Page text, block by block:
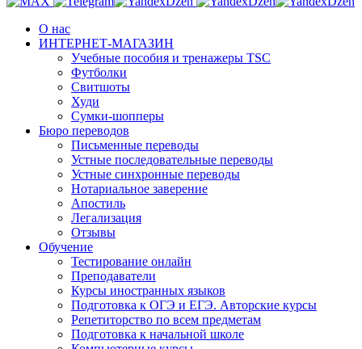
О нас
ИНТЕРНЕТ-МАГАЗИН
Учебные пособия и тренажеры TSC
Футболки
Свитшоты
Худи
Сумки-шопперы
Бюро переводов
Письменные переводы
Устные последовательные переводы
Устные синхронные переводы
Нотариальное заверение
Апостиль
Легализация
Отзывы
Обучение
Тестирование онлайн
Преподаватели
Курсы иностранных языков
Подготовка к ОГЭ и ЕГЭ. Авторские курсы
Репетиторство по всем предметам
Подготовка к начальной школе